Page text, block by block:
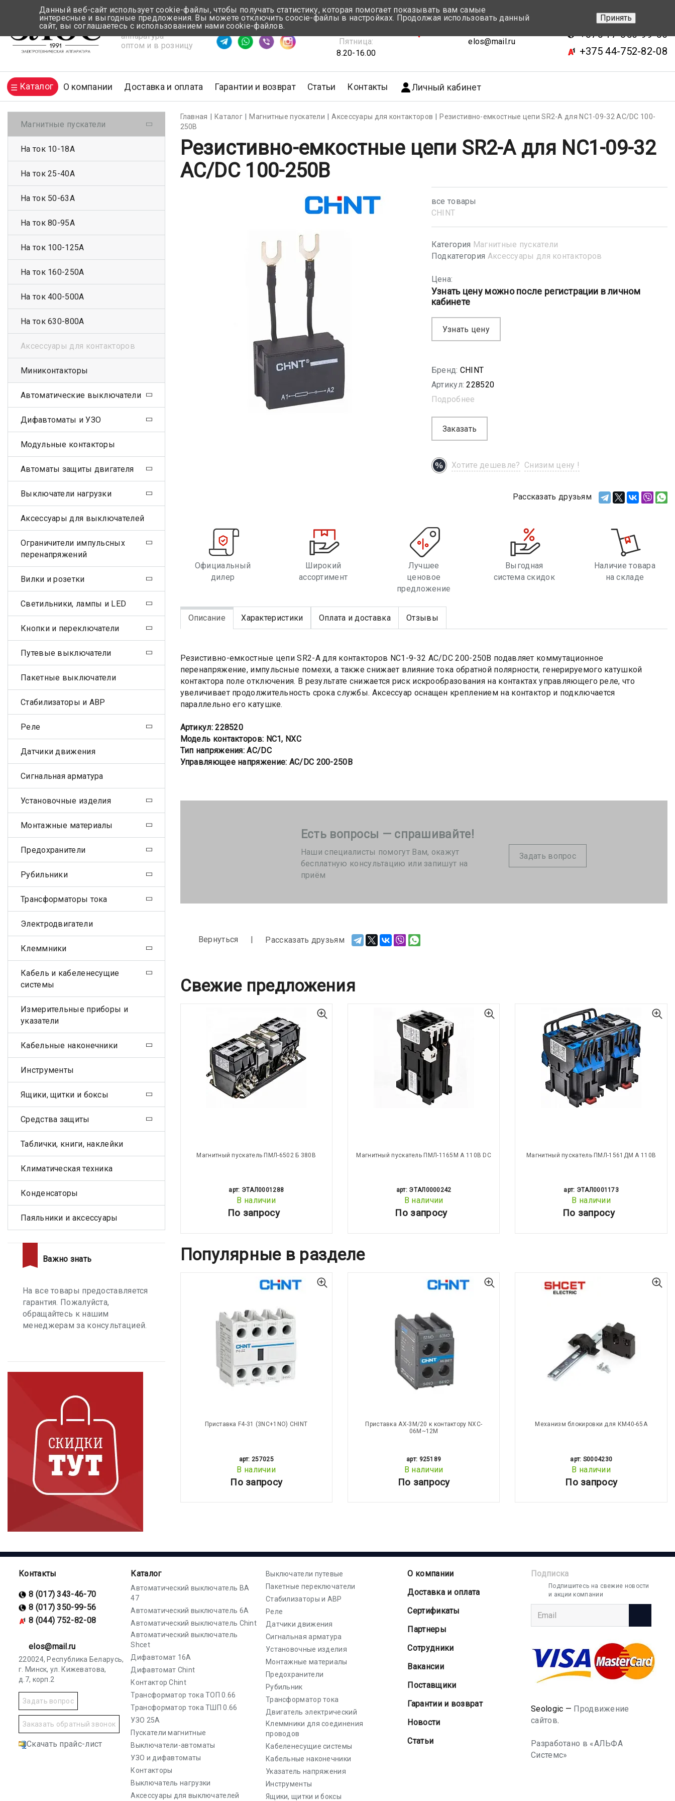
Электротехническая
аппаратура
оптом и в розницу
Время ответа ≈ 5 мин
Понедельник-Четверг:
Пятница:
8.20-16.00
elos@mail.ru
+375 17-343-46-70
+375 17-350-99-56
+375 44-752-82-08
Каталог О компании Доставка и оплата Гарантии и возврат Статьи Контакты Личный кабинет
Главная Каталог Магнитные пускатели Аксессуары для контакторов
Резистивно-емкостные цепи SR2-А для NC1-09-32 AC/DC 100-
250В
Резистивно-емкостные цепи SR2-А для NC1-09-32
AC/DC 100-250В
все товары
CHINT
Категория Магнитные пускатели
Подкатегория Аксессуары для контакторов
Цена:
Узнать цену можно после регистрации в личном
кабинете
Узнать цену
Бренд: CHINT
Артикул: 228520
Подробнее
Заказать
Хотите дешевле? Снизим цену !
Рассказать друзьям
Официальный
дилер
Широкий
ассортимент
Лучшее
ценовое
предложение
Выгодная
система скидок
Наличие товара
на складе
Описание Характеристики Оплата и доставка Отзывы
Резистивно-емкостные цепи SR2-A для контакторов NC1-9-32 AC/DC 200-250В подавляет коммутационное
перенапряжение, импульсные помехи, а также снижает влияние тока обратной полярности, генерируемого катушкой
контактора поле отключения. В результате снижается риск искрообразования на контактах управляющего реле, что
увеличивает продолжительность срока службы. Аксессуар оснащен креплением на контактор и подключается
параллельно его катушке.
Артикул: 228520
Модель контакторов: NC1, NXC
Тип напряжения: AC/DC
Управляющее напряжение: AC/DC 200-250В
Есть вопросы — спрашивайте!
Наши специалисты помогут Вам, окажут
бесплатную консультацию или запишут на
приём
Задать вопрос
Вернуться Рассказать друзьям
Свежие предложения
Магнитный пускатель ПМЛ-6502 Б 380В
арт: ЭТАЛ0001288
В наличии
По запросу
Магнитный пускатель ПМЛ-1165М А 110В DC
арт: ЭТАЛ0000242
В наличии
По запросу
Магнитный пускатель ПМЛ-1561ДМ А 110В
арт: ЭТАЛ0001173
В наличии
По запросу
Популярные в разделе
Приставка F4-31 (3NC+1NO) CHINT
арт: 257025
В наличии
По запросу
Приставка AX-3M/20 к контактору NXC-
06M~12M
арт: 925189
В наличии
По запросу
Механизм блокировки для КМ40-65А
арт: S0004230
В наличии
По запросу
Магнитные пускатели
На ток 10-18А
На ток 25-40А
На ток 50-63А
На ток 80-95А
На ток 100-125А
На ток 160-250А
На ток 400-500А
На ток 630-800А
Аксессуары для контакторов
Миниконтакторы
Автоматические выключатели
Дифавтоматы и УЗО
Модульные контакторы
Автоматы защиты двигателя
Выключатели нагрузки
Аксессуары для выключателей
Ограничители импульсных
перенапряжений
Вилки и розетки
Светильники, лампы и LED
Кнопки и переключатели
Путевые выключатели
Пакетные выключатели
Стабилизаторы и АВР
Реле
Датчики движения
Сигнальная арматура
Установочные изделия
Монтажные материалы
Предохранители
Рубильники
Трансформаторы тока
Электродвигатели
Клеммники
Кабель и кабеленесущие
системы
Измерительные приборы и
указатели
Кабельные наконечники
Инструменты
Ящики, щитки и боксы
Средства защиты
Таблички, книги, наклейки
Климатическая техника
Конденсаторы
Паяльники и аксессуары
Важно знать
На все товары предоставляется
гарантия. Пожалуйста,
обращайтесь к нашим
менеджерам за консультацией.
Контакты
8 (017) 343-46-70
8 (017) 350-99-56
8 (044) 752-82-08
elos@mail.ru
220024, Республика Беларусь,
г. Минск, ул. Кижеватова,
д.7, корп.2
Задать вопрос
Заказать обратный звонок
Скачать прайс-лист
Подписка
Подпишитесь на свежие новости
и акции компании
Seologic — Продвижение
сайтов.
Разработано в «АЛЬФА
Системс»
Каталог
Автоматический выключатель ВА
47
Автоматический выключатель 6А
Автоматический выключатель Chint
Автоматический выключатель
Shcet
Дифавтомат 16А
Дифавтомат Chint
Контактор Chint
Трансформатор тока ТОП 0.66
Трансформатор тока ТШП 0.66
УЗО 25А
Пускатели магнитные
Выключатели-автоматы
УЗО и дифавтоматы
Контакторы
Выключатель нагрузки
Аксессуары для выключателей
Выключатели путевые
Пакетные переключатели
Стабилизаторы и АВР
Реле
Датчики движения
Сигнальная арматура
Установочные изделия
Монтажные материалы
Предохранители
Рубильник
Трансформатор тока
Двигатель электрический
Клеммники для соединения
проводов
Кабеленесущие системы
Кабельные наконечники
Указатель напряжения
Инструменты
Ящики, щитки и боксы
О компании
Доставка и оплата
Cертификаты
Партнеры
Сотрудники
Вакансии
Поставщики
Гарантии и возврат
Новости
Статьи
Данный веб-сайт использует cookie-файлы, чтобы получать статистику, которая помогает показывать вам самые
интересные и выгодные предложения. Вы можете отключить coocie-файлы в настройках. Продолжая использовать данный
сайт, вы соглашаетесь с использованием нами cookie-файлов.
Принять